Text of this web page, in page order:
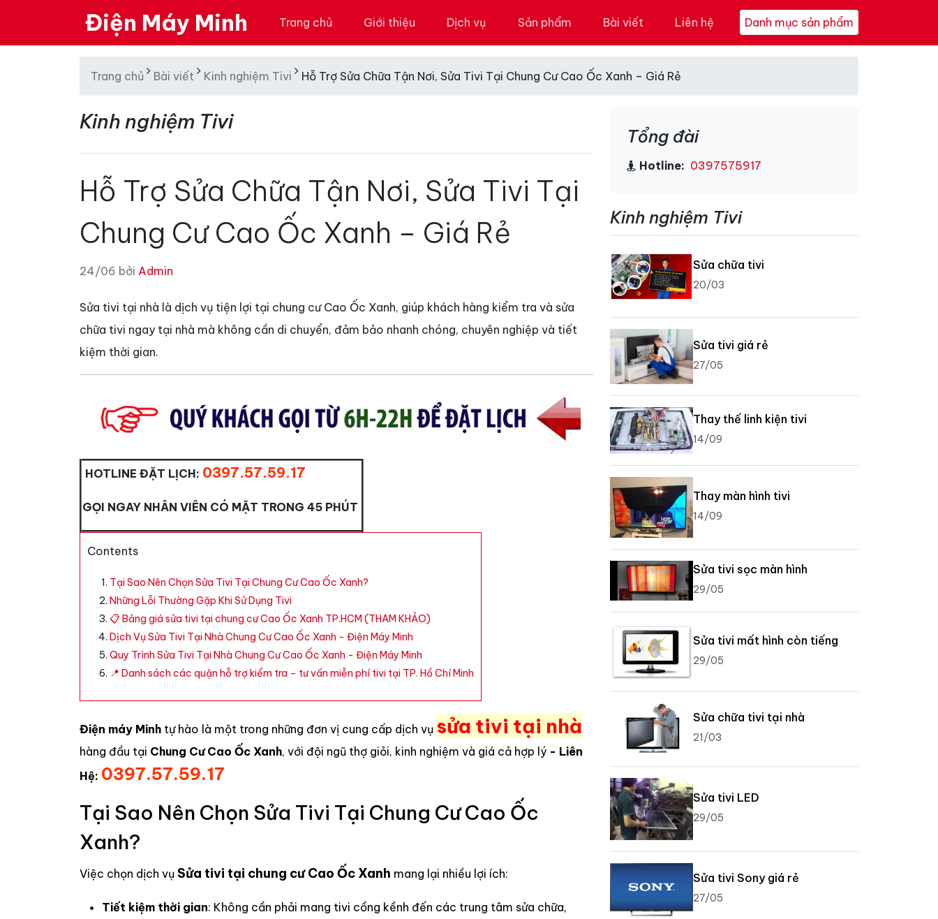
Điện Máy Minh Trang chủ Giới thiệu Dịch vụ Sản phẩm Bài viết Liên hệ Danh mục sản phẩm
Trang chủ Bài viết Kinh nghiệm Tivi Hỗ Trợ Sửa Chữa Tận Nơi, Sửa Tivi Tại Chung Cư Cao Ốc Xanh – Giá Rẻ
Kinh nghiệm Tivi
Hỗ Trợ Sửa Chữa Tận Nơi, Sửa Tivi Tại
Chung Cư Cao Ốc Xanh – Giá Rẻ
24/06 bởi Admin
Sửa tivi tại nhà là dịch vụ tiện lợi tại chung cư Cao Ốc Xanh, giúp khách hàng kiểm tra và sửa
chữa tivi ngay tại nhà mà không cần di chuyển, đảm bảo nhanh chóng, chuyên nghiệp và tiết
kiệm thời gian.
HOTLINE ĐẶT LỊCH: 0397.57.59.17
GỌI NGAY NHÂN VIÊN CÓ MẶT TRONG 45 PHÚT
Contents
Tại Sao Nên Chọn Sửa Tivi Tại Chung Cư Cao Ốc Xanh?
Những Lỗi Thường Gặp Khi Sử Dụng Tivi
📋 Bảng giá sửa tivi tại chung cư Cao Ốc Xanh TP.HCM (THAM KHẢO)
Dịch Vụ Sửa Tivi Tại Nhà Chung Cư Cao Ốc Xanh - Điện Máy Minh
Quy Trình Sửa Tivi Tại Nhà Chung Cư Cao Ốc Xanh - Điện Máy Minh
📍 Danh sách các quận hỗ trợ kiểm tra – tư vấn miễn phí tivi tại TP. Hồ Chí Minh
Điện máy Minh tự hào là một trong những đơn vị cung cấp dịch vụ sửa tivi tại nhà
hàng đầu tại Chung Cư Cao Ốc Xanh, với đội ngũ thợ giỏi, kinh nghiệm và giá cả hợp lý - Liên
Hệ: 0397.57.59.17
Tại Sao Nên Chọn Sửa Tivi Tại Chung Cư Cao Ốc
Xanh?
Việc chọn dịch vụ Sửa tivi tại chung cư Cao Ốc Xanh mang lại nhiều lợi ích:
Tiết kiệm thời gian: Không cần phải mang tivi cồng kềnh đến các trung tâm sửa chữa,
Tổng đài
Hotline: 0397575917
Kinh nghiệm Tivi
Sửa chữa tivi
20/03
Sửa tivi giá rẻ
27/05
Thay thế linh kiện tivi
14/09
Thay màn hình tivi
14/09
Sửa tivi sọc màn hình
29/05
Sửa tivi mất hình còn tiếng
29/05
Sửa chữa tivi tại nhà
21/03
Sửa tivi LED
29/05
Sửa tivi Sony giá rẻ
27/05